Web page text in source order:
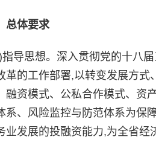
总体要求
思想。深入贯彻党的十八届
革的工作部署,以转变发展方
融资模式、公私合作模式、资
系、风险监控与防范体系为保
业发展的投融资能力,为全省经